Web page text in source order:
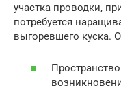
участка проводки,
потребуется
выгоревшего куска.